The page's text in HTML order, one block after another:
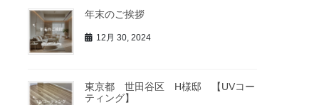
年末のご挨拶
12月 30, 2024
東京都 世田谷区 H様邸 【UVコー
ティング】